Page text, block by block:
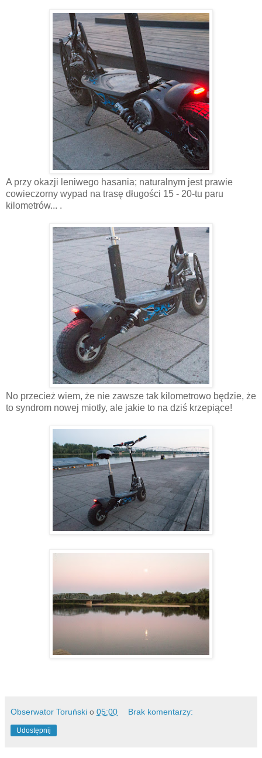
A przy okazji leniwego hasania; naturalnym jest prawie
cowieczorny wypad na trasę długości 15 - 20-tu paru
kilometrów... .
No przecież wiem, że nie zawsze tak kilometrowo będzie, że
to syndrom nowej miotły, ale jakie to na dziś krzepiące!
Obserwator Toruński o 05:00 Brak komentarzy:
Udostępnij